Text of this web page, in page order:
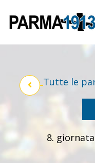
Tutte le
8.